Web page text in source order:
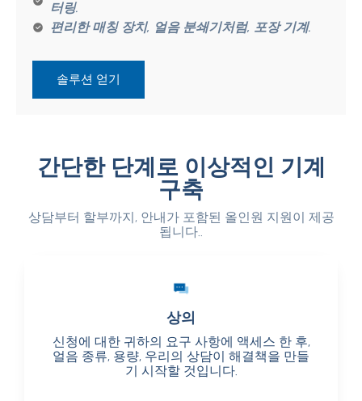
터링.
편리한 매칭 장치, 얼음 분쇄기처럼, 포장 기계.
솔루션 얻기
간단한 단계로 이상적인 기계
구축
상담부터 할부까지, 안내가 포함된 올인원 지원이 제공
됩니다..
상의
신청에 대한 귀하의 요구 사항에 액세스 한 후,
얼음 종류, 용량, 우리의 상담이 해결책을 만들
기 시작할 것입니다.
상의
신청에 대한 귀하의 요구 사항에 액세스 한 후,
얼음 종류, 용량, 우리의 상담이 해결책을 만들
기 시작할 것입니다.